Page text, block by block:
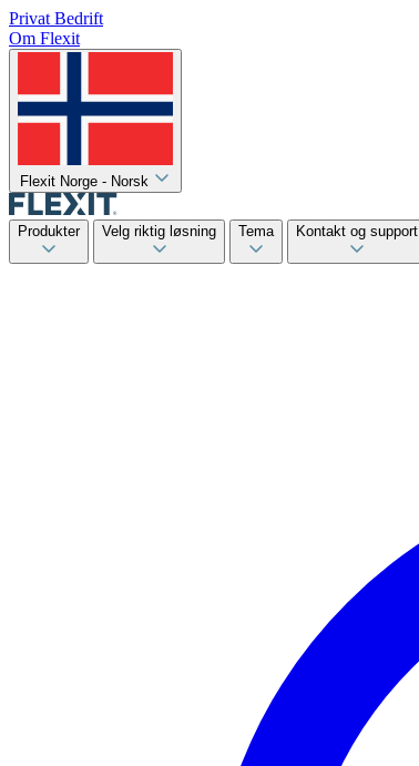
Privat Bedrift
Om Flexit
Flexit Norge - Norsk
Produkter Velg riktig løsning Tema Kontakt og support